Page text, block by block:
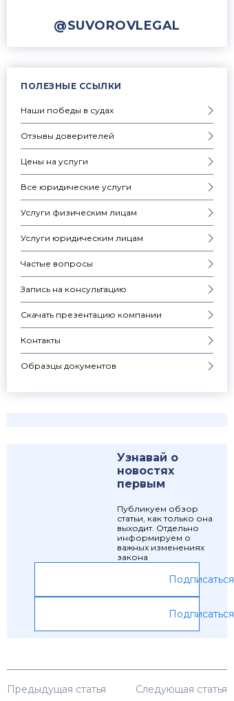
@SUVOROVLEGAL
ПОЛЕЗНЫЕ ССЫЛКИ
Наши победы в судах
Отзывы доверителей
Цены на услуги
Все юридические услуги
Услуги физическим лицам
Услуги юридическим лицам
Частые вопросы
Запись на консультацию
Скачать презентацию компании
Контакты
Образцы документов
Узнавай о
новостях
первым
Публикуем обзор
статьи, как только она
выходит. Отдельно
информируем о
важных изменениях
закона
Подписаться
Подписаться
Предыдущая статья Следующая статья